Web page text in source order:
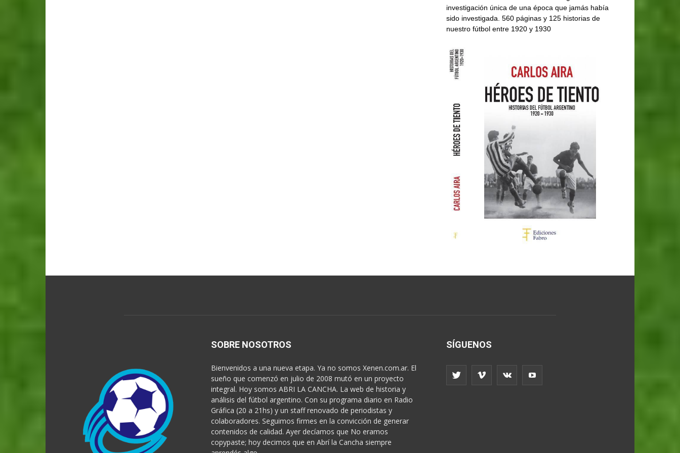
investigación única de una época que jamás había
sido investigada. 560 páginas y 125 historias de
nuestro fútbol entre 1920 y 1930
SOBRE NOSOTROS
Bienvenidos a una nueva etapa. Ya no somos Xenen.com.ar. El
sueño que comenzó en julio de 2008 mutó en un proyecto
integral. Hoy somos ABRI LA CANCHA. La web de historia y
análisis del fútbol argentino. Con su programa diario en Radio
Gráfica (20 a 21hs) y un staff renovado de periodistas y
colaboradores. Seguimos firmes en la convicción de generar
contenidos de calidad. Ayer decíamos que No eramos
copypaste; hoy decimos que en Abrí la Cancha siempre
SÍGUENOS